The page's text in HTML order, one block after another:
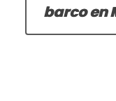
barco en